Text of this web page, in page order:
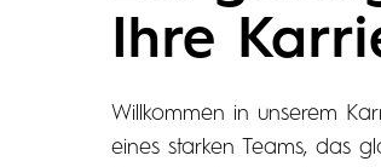
Ihre
Willkommen in unserem
eines starken Teams, das